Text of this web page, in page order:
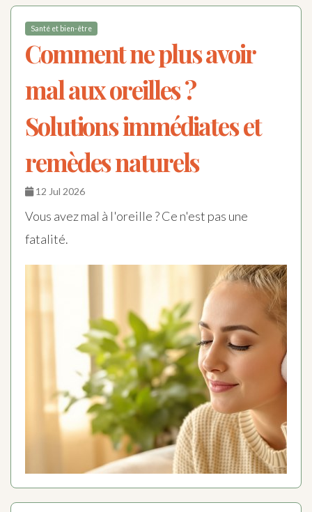
Santé et bien-être
Comment ne plus avoir
mal aux oreilles ?
Solutions immédiates et
remèdes naturels
12 Jul 2026
Vous avez mal à l'oreille ? Ce n'est pas une
fatalité.